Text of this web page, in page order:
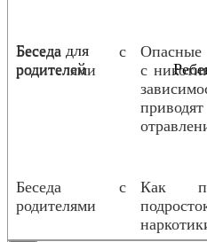
Беседа для
родителей
Беседа с
родителями
Опасные
с
Беседа с
родителями
Как